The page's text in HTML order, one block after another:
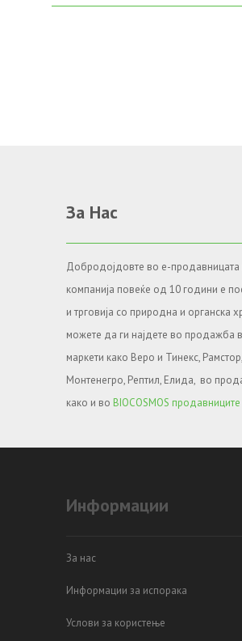
За Нас
Добродојдовте во е-продавницата
компанија повеќе од 10 години е
и трговија со природна и органска
можете да ги најдете во продажба
маркети како Веро и Тинекс,
Монтенегро, Рептил, Елида, во
како и во BIOCOSMOS
Информации
За нас
Информации за испорака
Услови за користење